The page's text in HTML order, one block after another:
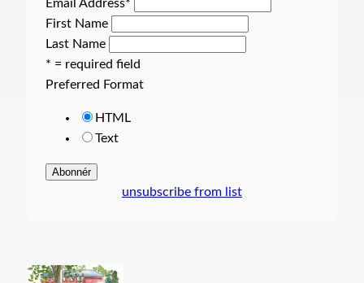
Email Address*
First Name
Last Name
* = required field
Preferred Format
HTML
Text
unsubscribe from list